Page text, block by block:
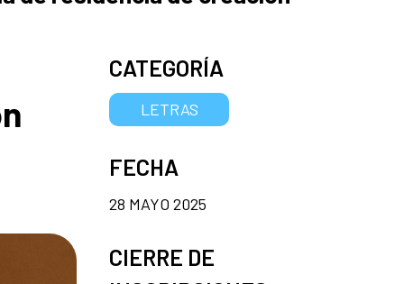
CATEGORÍA
LETRAS
FECHA
28 MAYO 2025
CIERRE DE